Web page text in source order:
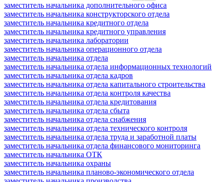
заместитель начальника дополнительного офиса
заместитель начальника конструкторского отдела
заместитель начальника кредитного отдела
заместитель начальника кредитного управления
заместитель начальника лаборатории
заместитель начальника операционного отдела
заместитель начальника отдела
заместитель начальника отдела информационных технологий
заместитель начальника отдела кадров
заместитель начальника отдела капитального строительства
заместитель начальника отдела контроля качества
заместитель начальника отдела кредитования
заместитель начальника отдела сбыта
заместитель начальника отдела снабжения
заместитель начальника отдела технического контроля
заместитель начальника отдела труда и заработной платы
заместитель начальника отдела финансового мониторинга
заместитель начальника ОТК
заместитель начальника охраны
заместитель начальника планово-экономического отдела